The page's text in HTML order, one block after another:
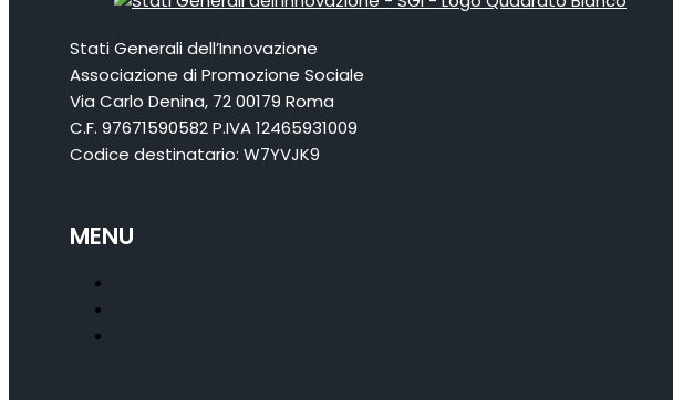
Stati Generali dell’Innovazione
Associazione di Promozione Sociale
Via Carlo Denina, 72 00179 Roma
C.F. 97671590582 P.IVA 12465931009
Codice destinatario: W7YVJK9
MENU